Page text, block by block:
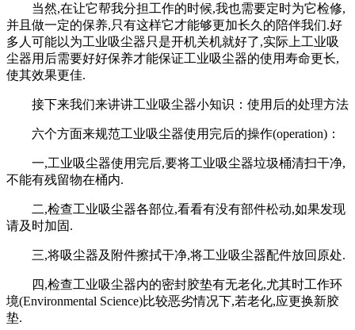
当然,在让它帮我分担工作的时候,我也需要定时为它检修,
并且做一定的保养,只有这样它才能够更加长久的陪伴我们.好
多人可能以为工业吸尘器只是开机关机就好了,实际上工业吸
尘器用后需要好好保养才能保证工业吸尘器的使用寿命更长,
使其效果更佳.
接下来我们来讲讲工业吸尘器小知识：使用后的处理方法
六个方面来规范工业吸尘器使用完后的操作(operation)：
一,工业吸尘器使用完后,要将工业吸尘器垃圾桶清扫干净,
不能有残留物在桶内.
二,检查工业吸尘器各部位,看看有没有部件松动,如果发现
请及时加固.
三,将吸尘器及附件擦拭干净,将工业吸尘器配件放回原处.
四,检查工业吸尘器内的密封胶垫有无老化,尤其时工作环
境(Environmental Science)比较恶劣情况下,若老化,应更换新胶
垫.